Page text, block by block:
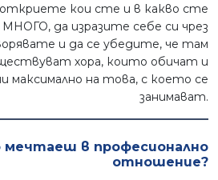
кои сте и в какво сте
да изразите себе си чрез
и да се убедите, че там
хора, които обичат и
максимално на това, с което се
занимават.
мечтаеш в професионално
отношение?